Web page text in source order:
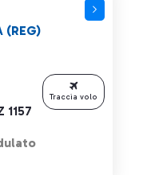
1157
(REG)
Traccia volo